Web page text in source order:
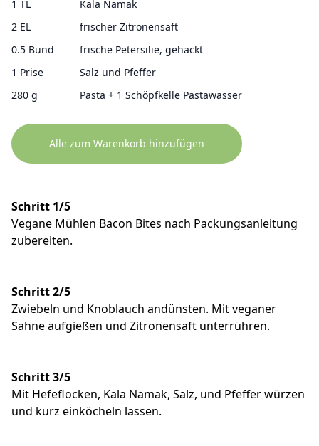
1 TL
Kala Namak
2 EL
frischer Zitronensaft
0.5 Bund
frische Petersilie, gehackt
1 Prise
Salz und Pfeffer
280 g
Pasta + 1 Schöpfkelle Pastawasser
Alle zum Warenkorb hinzufügen
Schritt 1/5
Vegane Mühlen Bacon Bites nach Packungsanleitung
zubereiten.
Schritt 2/5
Zwiebeln und Knoblauch andünsten. Mit veganer
Sahne aufgießen und Zitronensaft unterrühren.
Schritt 3/5
Mit Hefeflocken, Kala Namak, Salz, und Pfeffer würzen
und kurz einköcheln lassen.